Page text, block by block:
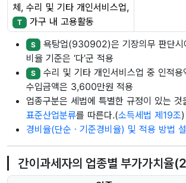
체, 수리 및 기타 개인서비스업,
T 가구 내 고용활동
S 욕탕업(930902)은 기장의무 판단시
비율 기준은 ‘다’군 적용
S 수리 및 기타 개인서비스업 중 인적용
수입금액은 3,600만원 적용
업종구분은 세법에 특별한 규정이 있는 것
표준산업분류를 따른다.(소득세법 제19조)
경비율(단순ㆍ기준경비율) 및 적용 방법
간이과세자의 업종별 부가가치율